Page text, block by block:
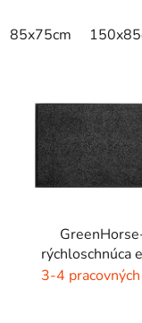
85x75cm
rýchloschnúca
rohož - dýmovo
3-4